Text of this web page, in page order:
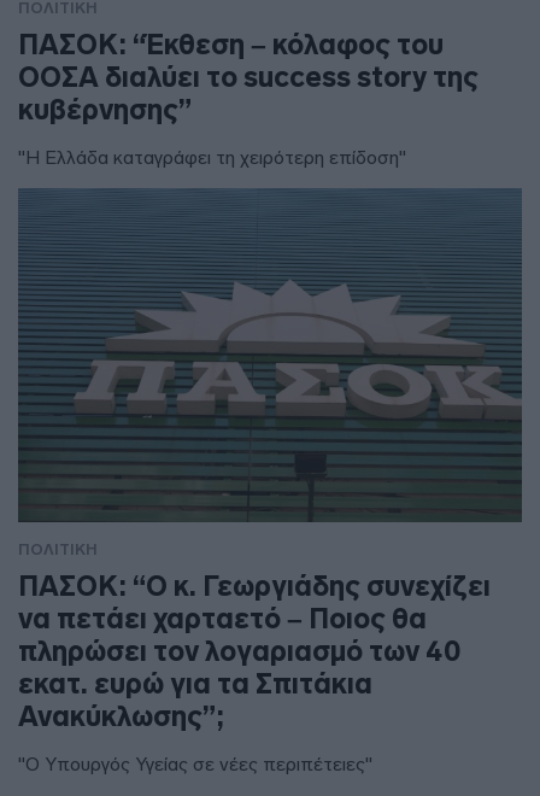
ΠΟΛΙΤΙΚΗ
ΠΑΣΟΚ: “Έκθεση – κόλαφος του
ΟΟΣΑ διαλύει το success story της
κυβέρνησης”
"Η Ελλάδα καταγράφει τη χειρότερη επίδοση"
ΠΟΛΙΤΙΚΗ
ΠΑΣΟΚ: “Ο κ. Γεωργιάδης συνεχίζει
να πετάει χαρταετό – Ποιος θα
πληρώσει τον λογαριασμό των 40
εκατ. ευρώ για τα Σπιτάκια
Ανακύκλωσης”;
"Ο Υπουργός Υγείας σε νέες περιπέτειες"